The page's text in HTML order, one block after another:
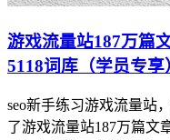
游戏流量站187万篇
5118词库（学员专享
seo新手练习游戏流量站
了游戏流量站187万篇文